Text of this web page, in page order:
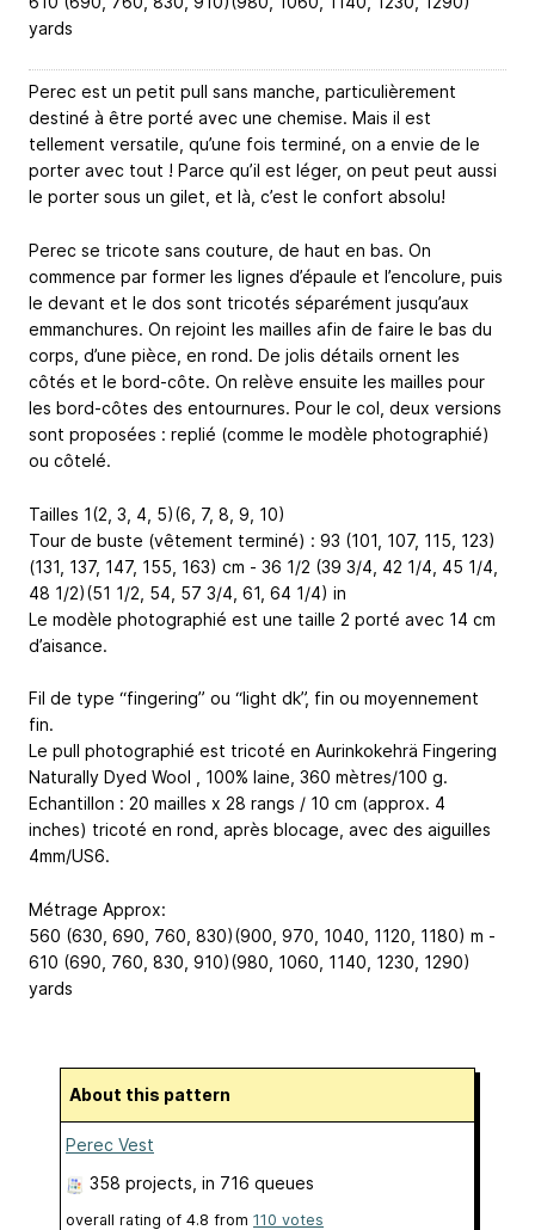
yards
Perec est un petit pull sans manche, particulièrement
destiné à être porté avec une chemise. Mais il est
tellement versatile, qu’une fois terminé, on a envie de le
porter avec tout ! Parce qu’il est léger, on peut peut aussi
le porter sous un gilet, et là, c’est le confort absolu!
Perec se tricote sans couture, de haut en bas. On
commence par former les lignes d’épaule et l’encolure, puis
le devant et le dos sont tricotés séparément jusqu’aux
emmanchures. On rejoint les mailles afin de faire le bas du
corps, d’une pièce, en rond. De jolis détails ornent les
côtés et le bord-côte. On relève ensuite les mailles pour
les bord-côtes des entournures. Pour le col, deux versions
sont proposées : replié (comme le modèle photographié)
ou côtelé.
Tailles 1(2, 3, 4, 5)(6, 7, 8, 9, 10)
Tour de buste (vêtement terminé) : 93 (101, 107, 115, 123)
(131, 137, 147, 155, 163) cm - 36 1/2 (39 3/4, 42 1/4, 45 1/4,
48 1/2)(51 1/2, 54, 57 3/4, 61, 64 1/4) in
Le modèle photographié est une taille 2 porté avec 14 cm
d’aisance.
Fil de type “fingering” ou “light dk”, fin ou moyennement
fin.
Le pull photographié est tricoté en Aurinkokehrä Fingering
Naturally Dyed Wool , 100% laine, 360 mètres/100 g.
Echantillon : 20 mailles x 28 rangs / 10 cm (approx. 4
inches) tricoté en rond, après blocage, avec des aiguilles
4mm/US6.
Métrage Approx:
560 (630, 690, 760, 830)(900, 970, 1040, 1120, 1180) m -
610 (690, 760, 830, 910)(980, 1060, 1140, 1230, 1290)
yards
About this pattern
Perec Vest
358 projects , in 716 queues
overall rating of 4.8 from 110 votes